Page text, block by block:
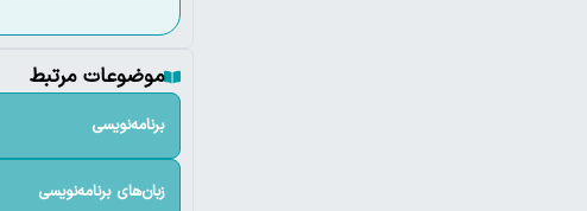
موضوعات مرتبط
برنامه‌نویسی
زبان‌های برنامه‌نویسی